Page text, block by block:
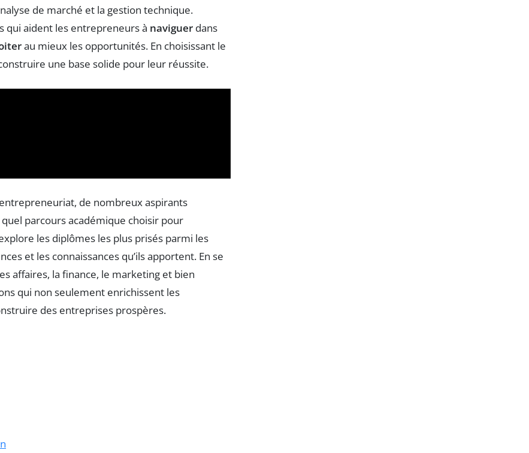
de marché et la gestion technique.
qui aident les entrepreneurs à naviguer dans
au mieux les opportunités. En choisissant le
une base solide pour leur réussite.
de nombreux aspirants
parcours académique choisir pour
les diplômes les plus prisés parmi les
et les connaissances qu’ils apportent. En se
affaires, la finance, le marketing et bien
qui non seulement enrichissent les
des entreprises prospères.